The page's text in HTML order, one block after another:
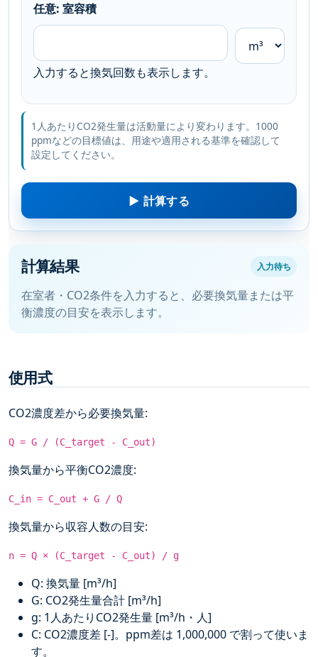
任意: 室容積
入力すると換気回数も表示します。
1人あたりCO2発生量は活動量により変わります。1000
ppmなどの目標値は、用途や適用される基準を確認して
設定してください。
▶ 計算する
計算結果 入力待ち
在室者・CO2条件を入力すると、必要換気量または平
衡濃度の目安を表示します。
使用式
CO2濃度差から必要換気量:
Q = G / (C_target - C_out)
換気量から平衡CO2濃度:
C_in = C_out + G / Q
換気量から収容人数の目安:
n = Q × (C_target - C_out) / g
Q: 換気量 [m³/h]
G: CO2発生量合計 [m³/h]
g: 1人あたりCO2発生量 [m³/h・人]
C: CO2濃度差 [-]。ppm差は 1,000,000 で割って使いま
す。